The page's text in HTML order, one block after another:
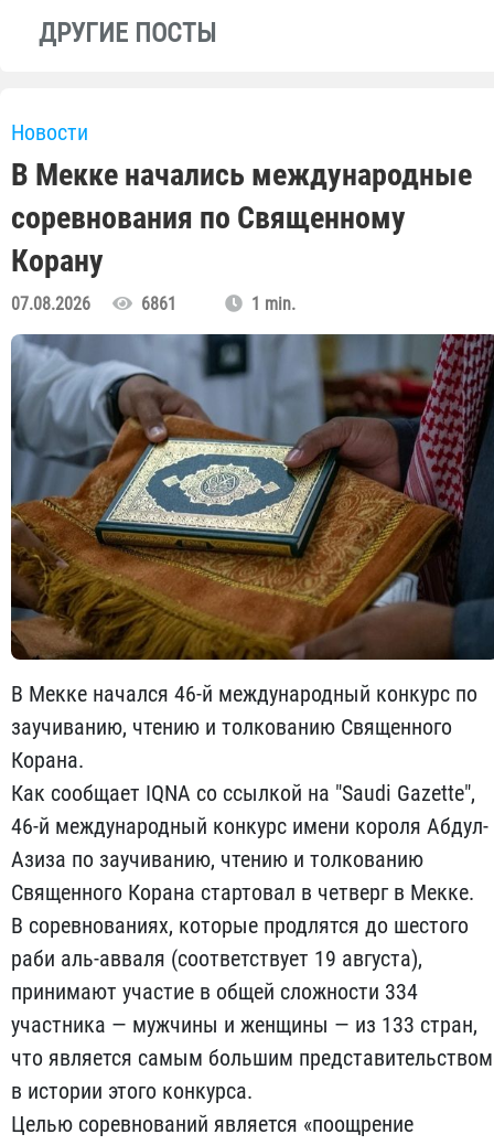
ДРУГИЕ ПОСТЫ
Новости
В Мекке начались международные
соревнования по Священному
Корану
07.08.2026 6861 1 min.
В Мекке начался 46-й международный конкурс по
заучиванию, чтению и толкованию Священного
Корана.
Как сообщает IQNA со ссылкой на "Saudi Gazette",
46-й международный конкурс имени короля Абдул-
Азиза по заучиванию, чтению и толкованию
Священного Корана стартовал в четверг в Мекке.
В соревнованиях, которые продлятся до шестого
раби аль-авваля (соответствует 19 августа),
принимают участие в общей сложности 334
участника — мужчины и женщины — из 133 стран,
что является самым большим представительством
в истории этого конкурса.
Целью соревнований является «поощрение